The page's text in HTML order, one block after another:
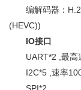
编解码器：
(HEVC))
IO接口
UART*2 ,最高
I2C*5 ,速率